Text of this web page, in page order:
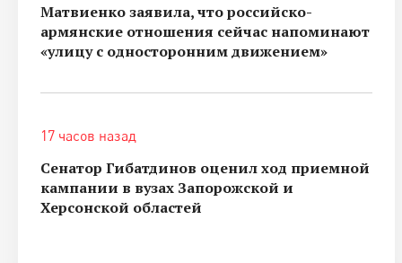
Матвиенко заявила, что российско-
армянские отношения сейчас напоминают
«улицу с односторонним движением»
17 часов назад
Сенатор Гибатдинов оценил ход приемной
кампании в вузах Запорожской и
Херсонской областей